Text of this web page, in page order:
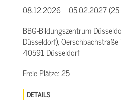
08.12.2026 – 05.02.2027 (25
BBG-Bildungszentrum
Düsseldorf), Oerschbachstraße
40591 Düsseldorf
Freie Plätze:25
DETAILS